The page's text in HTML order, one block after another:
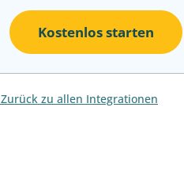
Kostenlos starten
Zurück zu allen Integrationen